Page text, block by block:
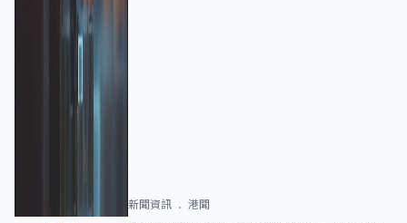
新聞資訊 港聞